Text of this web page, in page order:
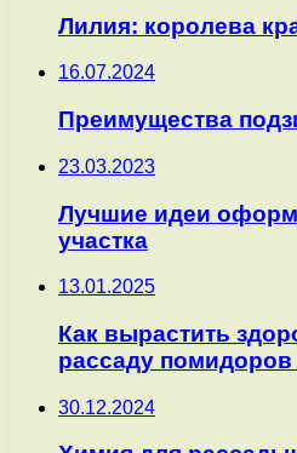
Лилия: королева
16.07.2024
Преимущества
23.03.2023
Лучшие идеи
участка
13.01.2025
Как вырастить
рассаду помидоров
30.12.2024